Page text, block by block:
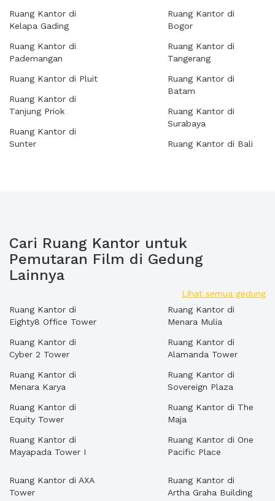
Ruang Kantor di
Kelapa Gading
Ruang Kantor di
Pademangan
Ruang Kantor di Pluit
Ruang Kantor di
Tanjung Priok
Ruang Kantor di
Sunter
Ruang Kantor di
Bogor
Ruang Kantor di
Tangerang
Ruang Kantor di
Batam
Ruang Kantor di
Surabaya
Ruang Kantor di Bali
Cari Ruang Kantor untuk
Pemutaran Film di Gedung
Lainnya
Lihat semua gedung
Ruang Kantor di
Eighty8 Office Tower
Ruang Kantor di
Cyber 2 Tower
Ruang Kantor di
Menara Karya
Ruang Kantor di
Equity Tower
Ruang Kantor di
Mayapada Tower I
Ruang Kantor di
Menara Mulia
Ruang Kantor di
Alamanda Tower
Ruang Kantor di
Sovereign Plaza
Ruang Kantor di The
Maja
Ruang Kantor di One
Pacific Place
Ruang Kantor di AXA
Tower
Ruang Kantor di
Artha Graha Building